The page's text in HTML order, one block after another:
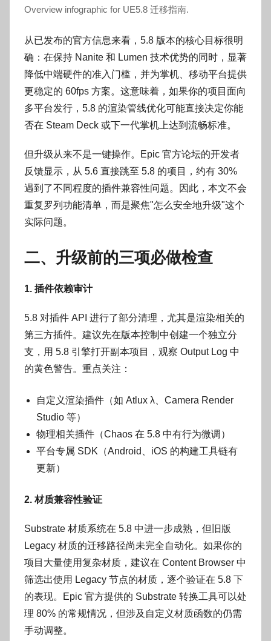
Overview infographic for UE5.8 迁移指南.
从已发布的官方信息来看，5.8 版本的核心目标很明
确：在保持 Nanite 和 Lumen 技术优势的同时，显著
降低中端硬件的准入门槛，并为掌机、移动平台提供
更稳定的 60fps 方案。这意味着，如果你的项目面向
多平台发行，5.8 的渲染管线优化可能直接决定你能
否在 Steam Deck 或下一代掌机上达到流畅标准。
但升级从来不是一键操作。Epic 官方论坛的开发者
反馈显示，从 5.6 直接跳至 5.8 的项目，约有 30%
遇到了不同程度的插件兼容性问题。因此，本文不会
重复罗列功能清单，而是聚焦"怎么安全地升级"这个
实际问题。
二、升级前的三项必做检查
1. 插件依赖审计
5.8 对插件 API 进行了部分清理，尤其是渲染相关的
第三方插件。建议先在版本控制中创建一个独立分
支，用 5.8 引擎打开副本项目，观察 Output Log 中
的黄色警告。重点关注：
自定义渲染插件（如 Atlux λ、Camera Render
Studio 等）
物理相关插件（Chaos 在 5.8 中有行为微调）
平台专属 SDK（Android、iOS 的构建工具链有
更新）
2. 材质兼容性验证
Substrate 材质系统在 5.8 中进一步成熟，但旧版
Legacy 材质的迁移路径尚未完全自动化。如果你的
项目大量使用复杂材质，建议在 Content Browser 中
筛选出使用 Legacy 节点的材质，逐个验证在 5.8 下
的表现。Epic 官方提供的 Substrate 转换工具可以处
理 80% 的常规情况，但涉及自定义材质函数的仍需
手动调整。